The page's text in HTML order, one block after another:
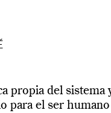
propia del sistema
para el ser